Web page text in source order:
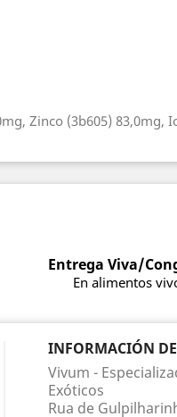
Zinco (3b605) 83,0mg,
Entrega Viva/
En alimentos
INFORMACIÓN
Vivum -
Exóticos
Rua de